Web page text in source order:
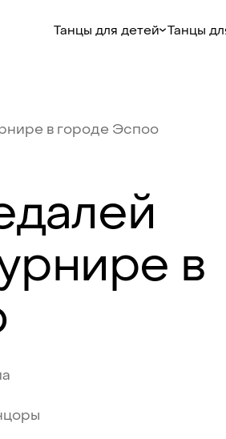
Танцы для детей Танцы
в городе Эспоо
в